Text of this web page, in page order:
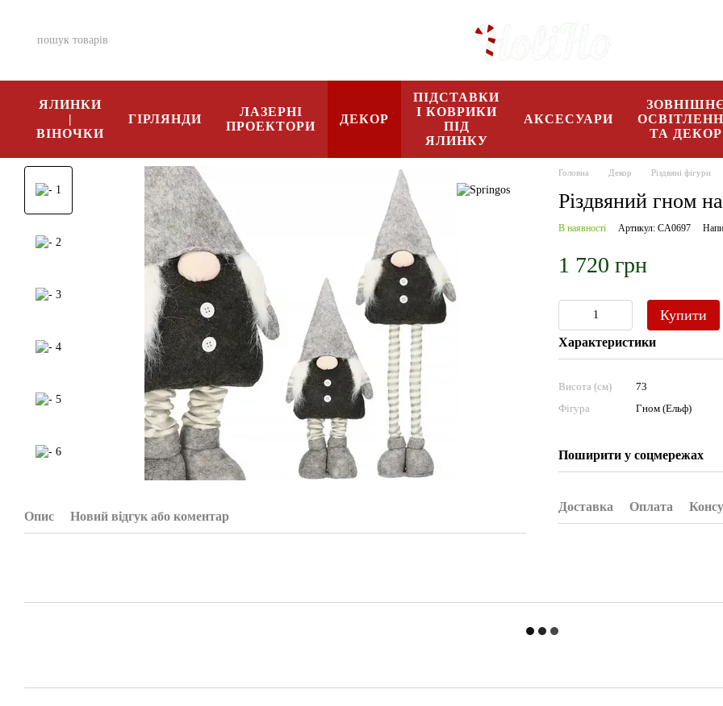
ЯЛИНКИ
|
ВІНОЧКИ
ГІРЛЯНДИ
ЛАЗЕРНІ
ПРОЕКТОРИ
ДЕКОР
ПІДСТАВКИ
І КОВРИКИ
ПІД
ЯЛИНКУ
АКСЕСУАРИ
ЗОВНІШНЄ
ТА ДЕКОР
Опис Новий відгук або коментар
Головна Декор Різдвяні фігури
Різдвяний гном
В наявності Артикул: CA0697
1 720 грн
Купити
Характеристики
Висота (см)
73
Фігура
Гном (Ельф)
Поширити у соцмережах
Доставка Оплата